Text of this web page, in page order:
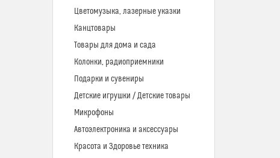
Цветомузыка, лазерные указки
Канцтовары
Товары для дома и сада
Колонки, радиоприемники
Подарки и сувениры
Детские игрушки / Детские товары
Микрофоны
Автоэлектроника и аксессуары
Красота и Здоровье техника